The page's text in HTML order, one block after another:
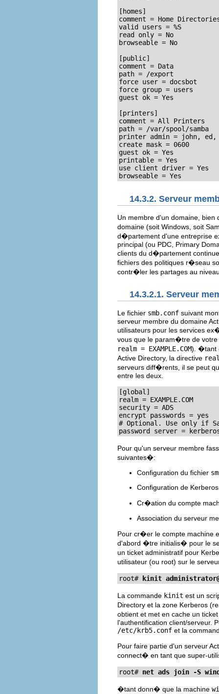
[homes]
comment = Home
valid users = %S
read only = No
browseable = No
[public]
comment = Data
path = /export
force user = docsbot
force group = users
guest ok = Yes
[printers]
comment = All Printers
path = /var/spool/samba
printer admin = john, ed,
create mask = 0600
guest ok = Yes
printable = Yes
use client driver = Yes
browseable = Yes
14.3.2. Serveur
Un membre d'un domaine,
domaine (soit Windows, soit
d�partement d'une entreprise
principal (ou PDC, Primary
clients du d�partement
fichiers des politiques r�seau
contr�ler les partages au
14.3.2.1. Serveur
Le fichier smb.conf suivant
serveur membre du domaine
utilisateurs pour les services
vous que le param�tre de votre
realm = EXAMPLE.COM). �tant
Active Directory, la directive
serveurs diff�rents, il se peut
entre les deux.
[global]
realm = EXAMPLE.COM
security = ADS
encrypt passwords = yes
# Optional. Use only if
password server =
Pour qu'un serveur membre
suivantes�:
Configuration du fichier
Configuration de
Cr�ation du compte
Association du serveur
Pour cr�er le compte machine
d'abord �tre initialis� pour le
un ticket administratif pour
utilisateur (ou root) sur le
root# kinit
La commande kinit est un
Directory et la zone Kerberos
obtient et met en cache un
l'authentification client/serveur.
/etc/krb5.conf et la
Pour faire partie d'un serveur
connect� en tant que super-
root# net ads join -S
�tant donn� que la machine